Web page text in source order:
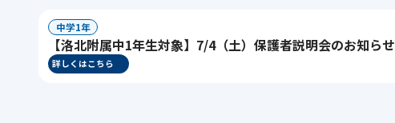
中学1年
【洛北附属中1年生対象】7/4（土）保護者説明会のお知らせ
詳しくはこちら